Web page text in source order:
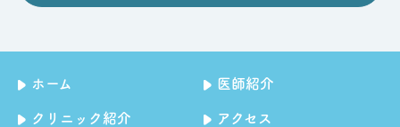
ホーム 医師紹介
クリニック紹介 アクセス